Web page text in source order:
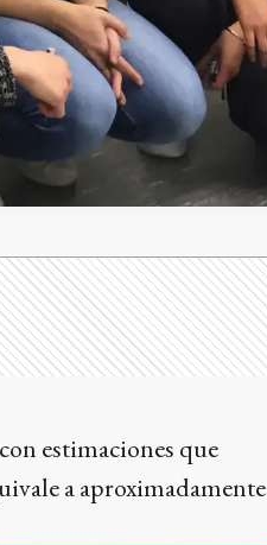
estimaciones que
a aproximadamente